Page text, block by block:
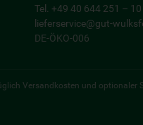
Tel. +49 40 644 251 – 10
lieferservice@gut-
DE-ÖKO-006
Versandkosten und optionaler